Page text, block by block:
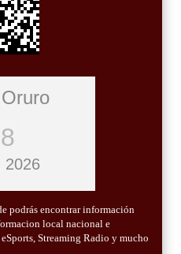
2026
podrás encontrar información
local nacional e
Streaming Radio y mucho